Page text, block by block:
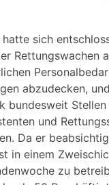
sich
Rettungswachen
abzudecken,
bundesweit Stellen
und
Da er
in einem
zu